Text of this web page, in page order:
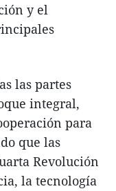
y el
las partes
integral,
para
que las
Revolución
la tecnología